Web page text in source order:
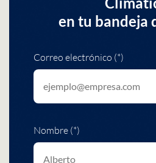
en tu bandeja
Correo electrónico (*)
Nombre (*)